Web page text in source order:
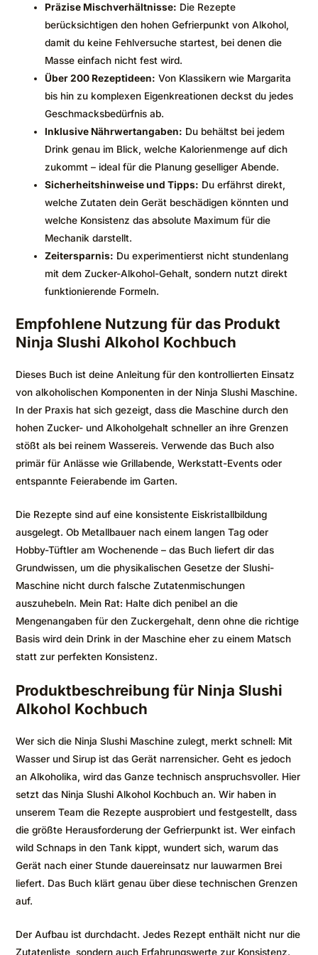
Präzise Mischverhältnisse: Die Rezepte
berücksichtigen den hohen Gefrierpunkt von Alkohol,
damit du keine Fehlversuche startest, bei denen die
Masse einfach nicht fest wird.
Über 200 Rezeptideen: Von Klassikern wie Margarita
bis hin zu komplexen Eigenkreationen deckst du jedes
Geschmacksbedürfnis ab.
Inklusive Nährwertangaben: Du behältst bei jedem
Drink genau im Blick, welche Kalorienmenge auf dich
zukommt – ideal für die Planung geselliger Abende.
Sicherheitshinweise und Tipps: Du erfährst direkt,
welche Zutaten dein Gerät beschädigen könnten und
welche Konsistenz das absolute Maximum für die
Mechanik darstellt.
Zeitersparnis: Du experimentierst nicht stundenlang
mit dem Zucker-Alkohol-Gehalt, sondern nutzt direkt
funktionierende Formeln.
Empfohlene Nutzung für das Produkt
Ninja Slushi Alkohol Kochbuch
Dieses Buch ist deine Anleitung für den kontrollierten Einsatz
von alkoholischen Komponenten in der Ninja Slushi Maschine.
In der Praxis hat sich gezeigt, dass die Maschine durch den
hohen Zucker- und Alkoholgehalt schneller an ihre Grenzen
stößt als bei reinem Wassereis. Verwende das Buch also
primär für Anlässe wie Grillabende, Werkstatt-Events oder
entspannte Feierabende im Garten.
Die Rezepte sind auf eine konsistente Eiskristallbildung
ausgelegt. Ob Metallbauer nach einem langen Tag oder
Hobby-Tüftler am Wochenende – das Buch liefert dir das
Grundwissen, um die physikalischen Gesetze der Slushi-
Maschine nicht durch falsche Zutatenmischungen
auszuhebeln. Mein Rat: Halte dich penibel an die
Mengenangaben für den Zuckergehalt, denn ohne die richtige
Basis wird dein Drink in der Maschine eher zu einem Matsch
statt zur perfekten Konsistenz.
Produktbeschreibung für Ninja Slushi
Alkohol Kochbuch
Wer sich die Ninja Slushi Maschine zulegt, merkt schnell: Mit
Wasser und Sirup ist das Gerät narrensicher. Geht es jedoch
an Alkoholika, wird das Ganze technisch anspruchsvoller. Hier
setzt das Ninja Slushi Alkohol Kochbuch an. Wir haben in
unserem Team die Rezepte ausprobiert und festgestellt, dass
die größte Herausforderung der Gefrierpunkt ist. Wer einfach
wild Schnaps in den Tank kippt, wundert sich, warum das
Gerät nach einer Stunde dauereinsatz nur lauwarmen Brei
liefert. Das Buch klärt genau über diese technischen Grenzen
auf.
Der Aufbau ist durchdacht. Jedes Rezept enthält nicht nur die
Zutatenliste, sondern auch Erfahrungswerte zur Konsistenz.